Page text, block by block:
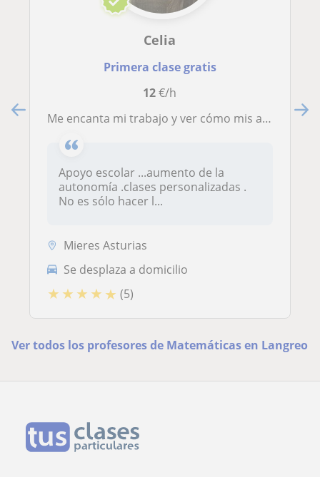
Celia
Primera clase gratis
12€/h
Me encanta mi trabajo y ver cómo mis alumnos logran sus metas
Apoyo escolar ...aumento de la
autonomía .clases personalizadas .
No es sólo hacer l...
Mieres Asturias
Se desplaza a domicilio
★ ★ ★ ★ ★ (5)
Ver todos los profesores de Matemáticas en Langreo